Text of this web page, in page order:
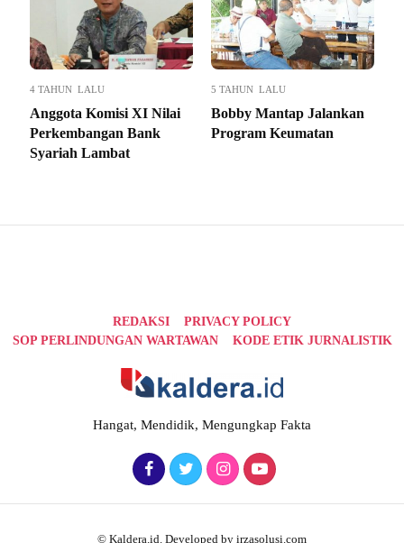
4 TAHUN LALU
Anggota Komisi XI Nilai
Perkembangan Bank
Syariah Lambat
5 TAHUN LALU
Bobby Mantap Jalankan
Program Keumatan
REDAKSI
PRIVACY POLICY
SOP PERLINDUNGAN WARTAWAN
KODE ETIK JURNALISTIK
Hangat, Mendidik, Mengungkap Fakta
© Kaldera.id. Developed by irzasolusi.com